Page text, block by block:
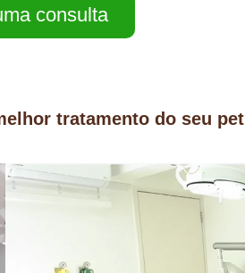
consulta
tratamento do seu pet